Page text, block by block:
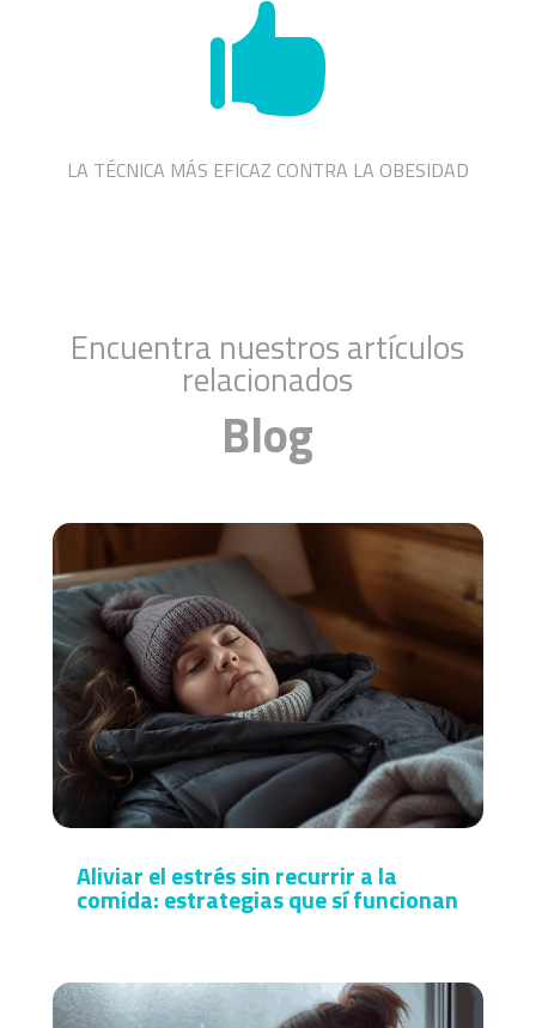

LA TÉCNICA MÁS EFICAZ CONTRA LA OBESIDAD
Encuentra nuestros artículos
relacionados
Blog
Aliviar el estrés sin recurrir a la
comida: estrategias que sí funcionan